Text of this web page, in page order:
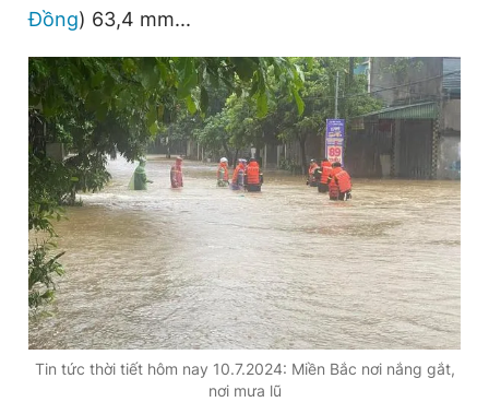
Hotline
0906 645 777
Liên hệ quảng cáo
0908 780 404
Đặt báo Quảng cáo RSS Tòa soạn Chính sách bảo
Tổng biên tập: Nguyễn Ngọc Toàn
Phó tổng biên tập thường trực: Hải Thành
Phó tổng biên tập: Lâm Hiếu Dũng
Phó tổng biên tập: Trần Việt Hưng
Tổng thư ký tòa soạn: Đức Trung
Giấy phép xuất bản số 110/GP - BTTTT cấp ngày 24.3.2020
© 2003-2026 Bản quyền thuộc về Báo Thanh Niên. Cấm sao
chép dưới mọi hình thức nếu không có sự chấp thuận bằng văn
bản. Phát triển bởi ePi Technologies, JSC.
Đồng) 63,4 mm...
Tin tức thời tiết hôm nay 10.7.2024: Miền Bắc nơi nắng gắt,
nơi mưa lũ